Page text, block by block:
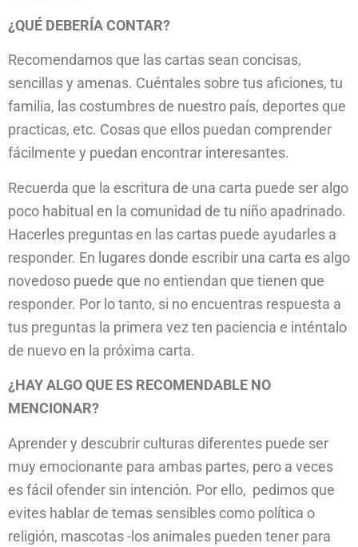
¿QUÉ DEBERÍA CONTAR?
Recomendamos que las cartas sean concisas,
sencillas y amenas. Cuéntales sobre tus aficiones, tu
familia, las costumbres de nuestro país, deportes que
practicas, etc. Cosas que ellos puedan comprender
fácilmente y puedan encontrar interesantes.
Recuerda que la escritura de una carta puede ser algo
poco habitual en la comunidad de tu niño apadrinado.
Hacerles preguntas en las cartas puede ayudarles a
responder. En lugares donde escribir una carta es algo
novedoso puede que no entiendan que tienen que
responder. Por lo tanto, si no encuentras respuesta a
tus preguntas la primera vez ten paciencia e inténtalo
de nuevo en la próxima carta.
¿HAY ALGO QUE ES RECOMENDABLE NO
MENCIONAR?
Aprender y descubrir culturas diferentes puede ser
muy emocionante para ambas partes, pero a veces
es fácil ofender sin intención. Por ello, pedimos que
evites hablar de temas sensibles como política o
religión, mascotas -los animales pueden tener para